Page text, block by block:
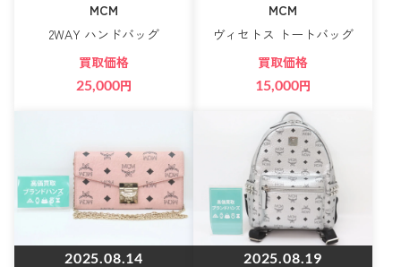
MCM
2WAY ハンドバッグ
買取価格
25,000円
MCM
ヴィセトス トートバッグ
買取価格
15,000円
2025.08.14 2025.08.19